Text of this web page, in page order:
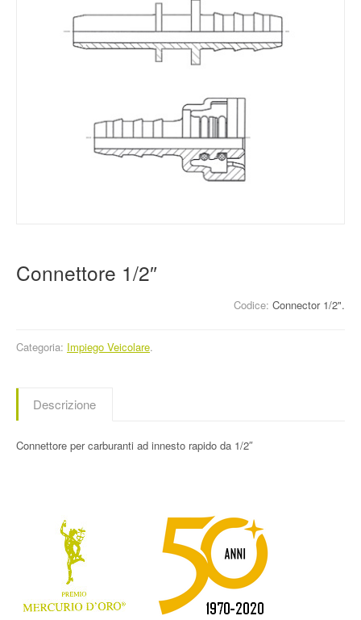
Connettore 1/2″
Codice: Connector 1/2".
Categoria: Impiego Veicolare.
Descrizione
Connettore per carburanti ad innesto rapido da 1/2″